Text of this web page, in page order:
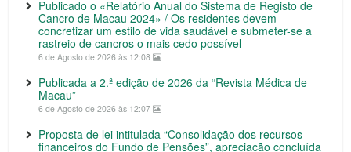
Publicado o «Relatório Anual do Sistema de Registo de
Cancro de Macau 2024» / Os residentes devem
concretizar um estilo de vida saudável e submeter-se a
rastreio de cancros o mais cedo possível
6 de Agosto de 2026 às 12:08
Publicada a 2.ª edição de 2026 da “Revista Médica de
Macau”
6 de Agosto de 2026 às 12:07
Proposta de lei intitulada “Consolidação dos recursos
financeiros do Fundo de Pensões”, apreciação concluída